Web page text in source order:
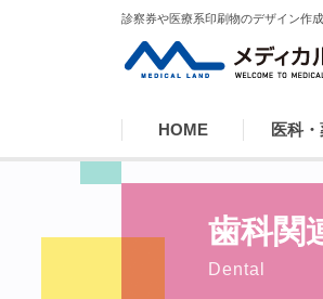
診察券や医療系印刷物のデザイン作
HOME 医科
歯科関